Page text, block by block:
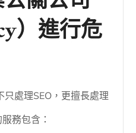
）進行危
只處理SEO，更擅長處理
務包含：